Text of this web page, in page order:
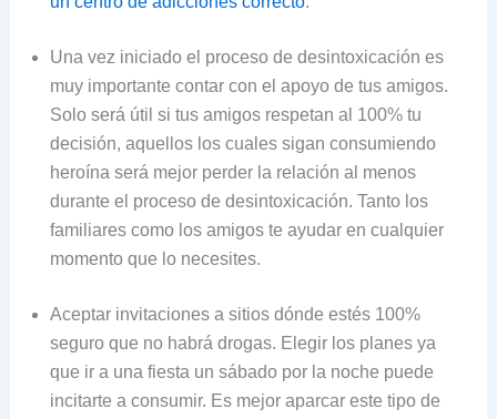
Una vez iniciado el proceso de desintoxicación es
muy importante contar con el apoyo de tus amigos.
Solo será útil si tus amigos respetan al 100% tu
decisión, aquellos los cuales sigan consumiendo
heroína será mejor perder la relación al menos
durante el proceso de desintoxicación. Tanto los
familiares como los amigos te ayudar en cualquier
momento que lo necesites.
Aceptar invitaciones a sitios dónde estés 100%
seguro que no habrá drogas. Elegir los planes ya
que ir a una fiesta un sábado por la noche puede
incitarte a consumir. Es mejor aparcar este tipo de